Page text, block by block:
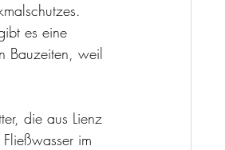
es eine
Bauzeiten, weil
die aus Lienz
im